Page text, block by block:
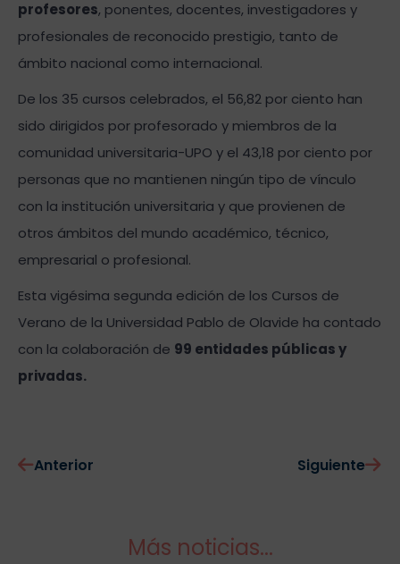
profesores, ponentes, docentes, investigadores y
profesionales de reconocido prestigio, tanto de
ámbito nacional como internacional.
De los 35 cursos celebrados, el 56,82 por ciento han
sido dirigidos por profesorado y miembros de la
comunidad universitaria-UPO y el 43,18 por ciento por
personas que no mantienen ningún tipo de vínculo
con la institución universitaria y que provienen de
otros ámbitos del mundo académico, técnico,
empresarial o profesional.
Esta vigésima segunda edición de los Cursos de
Verano de la Universidad Pablo de Olavide ha contado
con la colaboración de 99 entidades públicas y
privadas.
Anterior Siguiente
Más noticias...